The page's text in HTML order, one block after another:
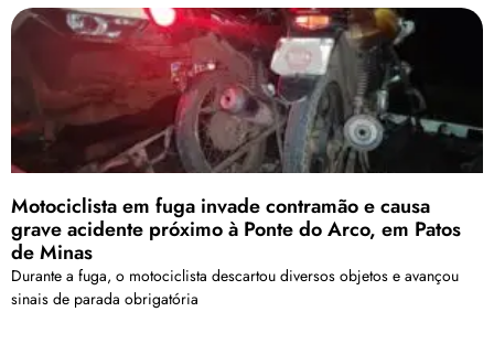
Motociclista em fuga invade contramão e causa
grave acidente próximo à Ponte do Arco, em Patos
de Minas
Durante a fuga, o motociclista descartou diversos objetos e avançou
sinais de parada obrigatória